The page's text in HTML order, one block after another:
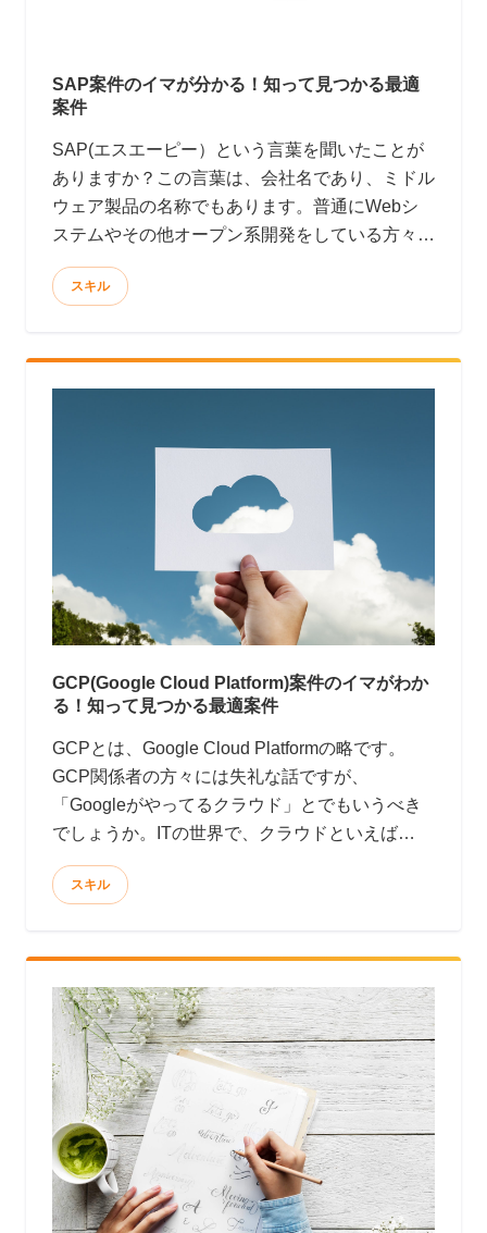
SAP案件のイマが分かる！知って見つかる最適
案件
SAP(エスエーピー）という言葉を聞いたことが
ありますか？この言葉は、会社名であり、ミドル
ウェア製品の名称でもあります。普通にWebシ
ステムやその他オープン系開発をしている方々に
はあまり縁のない言葉かもしれません。ところ
が、SAP社の売上たるや、マイクロソフトやオ
スキル
GCP(Google Cloud Platform)案件のイマがわか
る！知って見つかる最適案件
GCPとは、Google Cloud Platformの略です。
GCP関係者の方々には失礼な話ですが、
「Googleがやってるクラウド」とでもいうべき
でしょうか。ITの世界で、クラウドといえば
AWSというのが実状です。現にGartnerが公開し
たデータによると、2018年度クラウドシェアの
スキル